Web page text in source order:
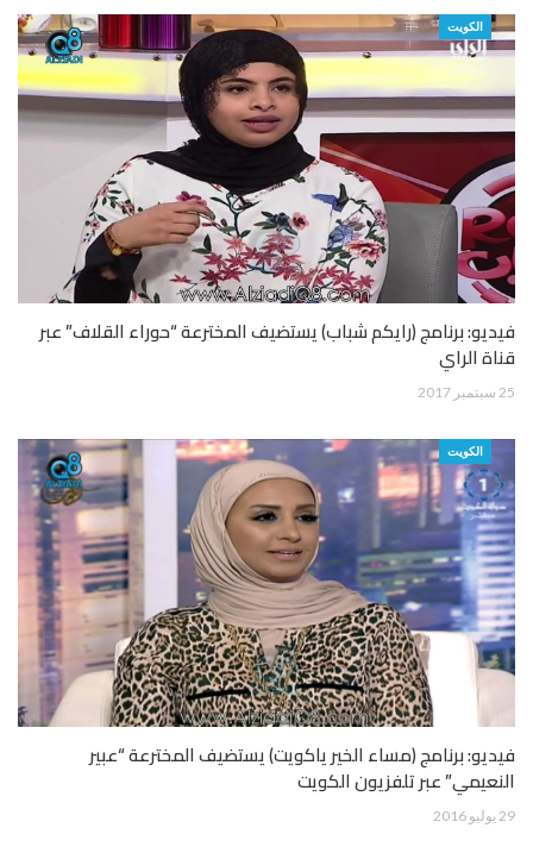
الكويت
فيديو: برنامج (رايكم شباب) يستضيف المخترعة “حوراء القلاف” عبر
قناة الراي
25 سبتمبر 2017
الكويت
فيديو: برنامج (مساء الخير ياكويت) يستضيف المخترعة “عبير
النعيمي” عبر تلفزيون الكويت
29 يوليو 2016